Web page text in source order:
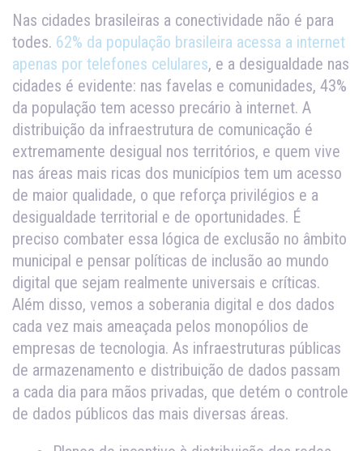
Nas cidades brasileiras a conectividade não é para
todes. 62% da população brasileira acessa a internet
apenas por telefones celulares, e a desigualdade nas
cidades é evidente: nas favelas e comunidades, 43%
da população tem acesso precário à internet. A
distribuição da infraestrutura de comunicação é
extremamente desigual nos territórios, e quem vive
nas áreas mais ricas dos municípios tem um acesso
de maior qualidade, o que reforça privilégios e a
desigualdade territorial e de oportunidades. É
preciso combater essa lógica de exclusão no âmbito
municipal e pensar políticas de inclusão ao mundo
digital que sejam realmente universais e críticas.
Além disso, vemos a soberania digital e dos dados
cada vez mais ameaçada pelos monopólios de
empresas de tecnologia. As infraestruturas públicas
de armazenamento e distribuição de dados passam
a cada dia para mãos privadas, que detém o controle
de dados públicos das mais diversas áreas.